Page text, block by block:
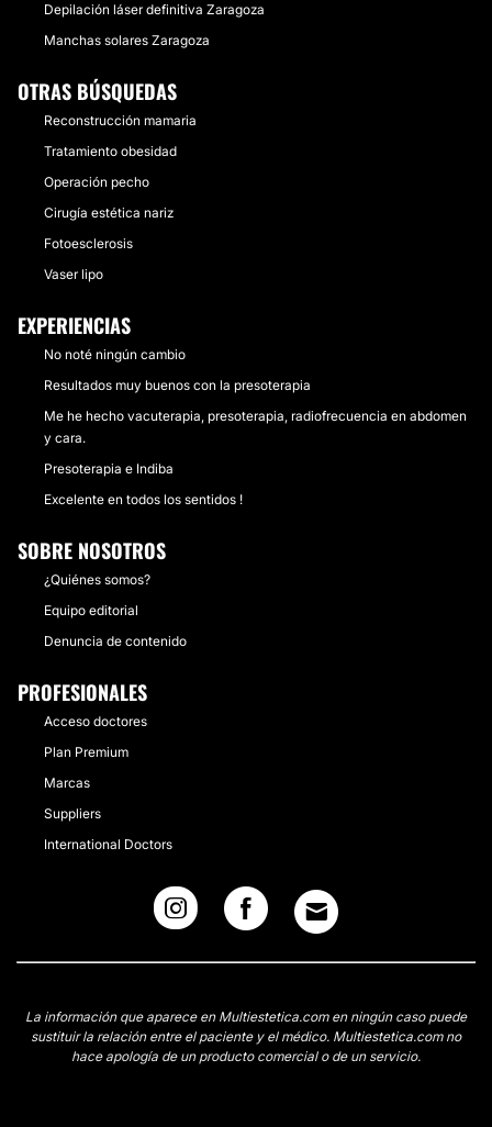
Depilación láser definitiva Zaragoza
Manchas solares Zaragoza
OTRAS BÚSQUEDAS
Reconstrucción mamaria
Tratamiento obesidad
Operación pecho
Cirugía estética nariz
Fotoesclerosis
Vaser lipo
EXPERIENCIAS
No noté ningún cambio
Resultados muy buenos con la presoterapia
Me he hecho vacuterapia, presoterapia, radiofrecuencia en abdomen
y cara.
Presoterapia e Indiba
Excelente en todos los sentidos !
SOBRE NOSOTROS
¿Quiénes somos?
Equipo editorial
Denuncia de contenido
PROFESIONALES
Acceso doctores
Plan Premium
Marcas
Suppliers
International Doctors
La información que aparece en Multiestetica.com en ningún caso puede
sustituir la relación entre el paciente y el médico. Multiestetica.com no
hace apología de un producto comercial o de un servicio.